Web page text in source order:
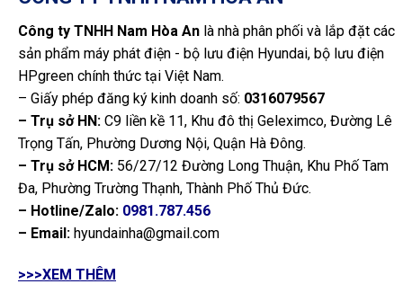
Công ty TNHH Nam Hòa An là nhà phân phối và lắp đặt các
sản phẩm máy phát điện - bộ lưu điện Hyundai, bộ lưu điện
HPgreen chính thức tại Việt Nam.
– Giấy phép đăng ký kinh doanh số: 0316079567
– Trụ sở HN: C9 liền kề 11, Khu đô thị Geleximco, Đường Lê
Trọng Tấn, Phường Dương Nội, Quận Hà Đông.
– Trụ sở HCM: 56/27/12 Đường Long Thuận, Khu Phố Tam
Đa, Phường Trường Thạnh, Thành Phố Thủ Đức.
– Hotline/Zalo: 0981.787.456
– Email: hyundainha@gmail.com
>>>XEM THÊM